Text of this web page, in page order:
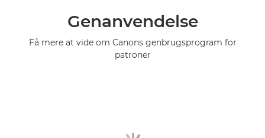
Genanvendelse
Få mere at vide om Canons genbrugsprogram for
patroner